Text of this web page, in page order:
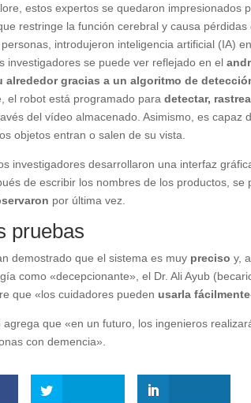
estos expertos se quedaron impresionados
restringe la función cerebral y causa
introdujeron inteligencia artificial (IA)
investigadores se puede ver reflejado en el
alrededor gracias a un algoritmo de
el robot está programado paradetectar,
del vídeo almacenado. Asimismo, es
objetos entran o salen de su vista.
investigadores desarrollaron una interfaz
de escribir los nombres de los productos,
por última vez.
pruebas
demostrado que el sistema es muy precisoy,
como «decepcionante», el Dr. Ali Ayub
que «los cuidadores pueden usarla fácilmente
agrega que «en un futuro, los ingenieros
con demencia».